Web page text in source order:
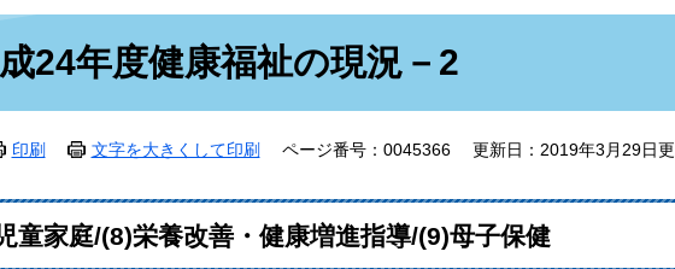
成24年度健康福祉の現況－2
印刷 文字を大きくして印刷 ページ番号：0045366 更新日：2019年3月29日
家庭/(8)栄養改善・健康増進指導/(9)母子保健